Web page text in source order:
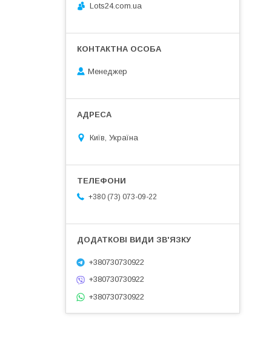
Lots24.com.ua
Менеджер
Київ, Україна
+380 (73) 073-09-22
+380730730922
+380730730922
+380730730922